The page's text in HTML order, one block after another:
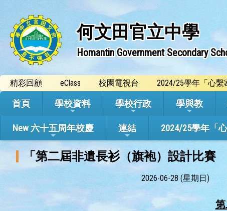
何文田官立中學
Homantin Government Secondary
精彩回顧 eClass 校園電視台 2024/25學年「心
首頁 學校資料 學校行政 學與教
New 六十五周年校慶 連結 2024/25學年「
「第二屆非遺長衫（旗袍）設計比賽
2026-06-28 (星期日)